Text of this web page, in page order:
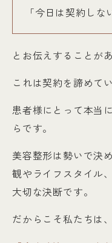
「今日は契約しな
とお伝えすることが
これは契約を諦めて
患者様にとって本当
らです。
美容整形は勢いで決
観やライフスタイル
大切な決断です。
だからこそ私たちは、